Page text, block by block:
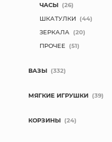
ЧАСЫ (26)
ШКАТУЛКИ (44)
ЗЕРКАЛА (20)
ПРОЧЕЕ (51)
ВАЗЫ (332)
МЯГКИЕ ИГРУШКИ (39)
КОРЗИНЫ (24)